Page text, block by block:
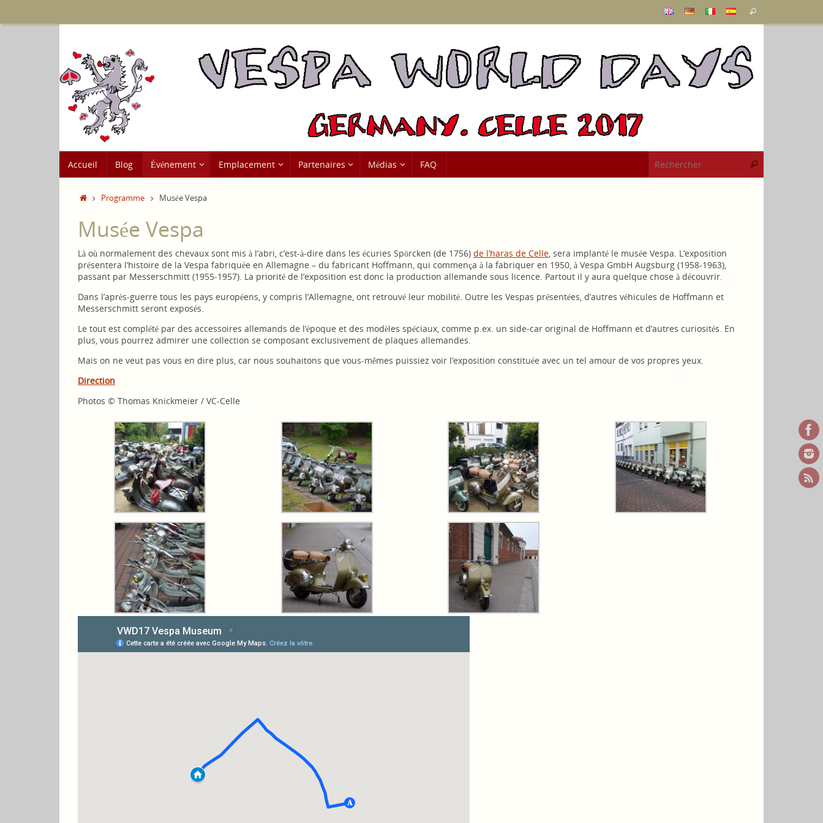
contenu
:
Rechercher
auAccueil Blog Événement Emplacement Partenaires Médias FAQ Rechercher
AccueilProgramme Musée Vespa
Musée Vespa
Là où normalement des chevaux sont mis à l’abri, c’est-à-dire dans les écuries Spörcken (de 1756) de l’haras de Celle, sera implanté le musée Vespa. L’exposition
présentera l’histoire de la Vespa fabriquée en Allemagne – du fabricant Hoffmann, qui commença à la fabriquer en 1950, à Vespa GmbH Augsburg (1958-1963),
passant par Messerschmitt (1955-1957). La priorité de l’exposition est donc la production allemande sous licence. Partout il y aura quelque chose à découvrir.
Dans l’après-guerre tous les pays européens, y compris l’Allemagne, ont retrouvé leur mobilité. Outre les Vespas présentées, d’autres véhicules de Hoffmann et
Messerschmitt seront exposés.
Le tout est complété par des accessoires allemands de l’époque et des modèles spéciaux, comme p.ex. un side-car original de Hoffmann et d’autres curiosités. En
plus, vous pourrez admirer une collection se composant exclusivement de plaques allemandes.
Mais on ne veut pas vous en dire plus, car nous souhaitons que vous-mêmes puissiez voir l’exposition constituée avec un tel amour de vos propres yeux.
Direction
Photos © Thomas Knickmeier / VC-Celle